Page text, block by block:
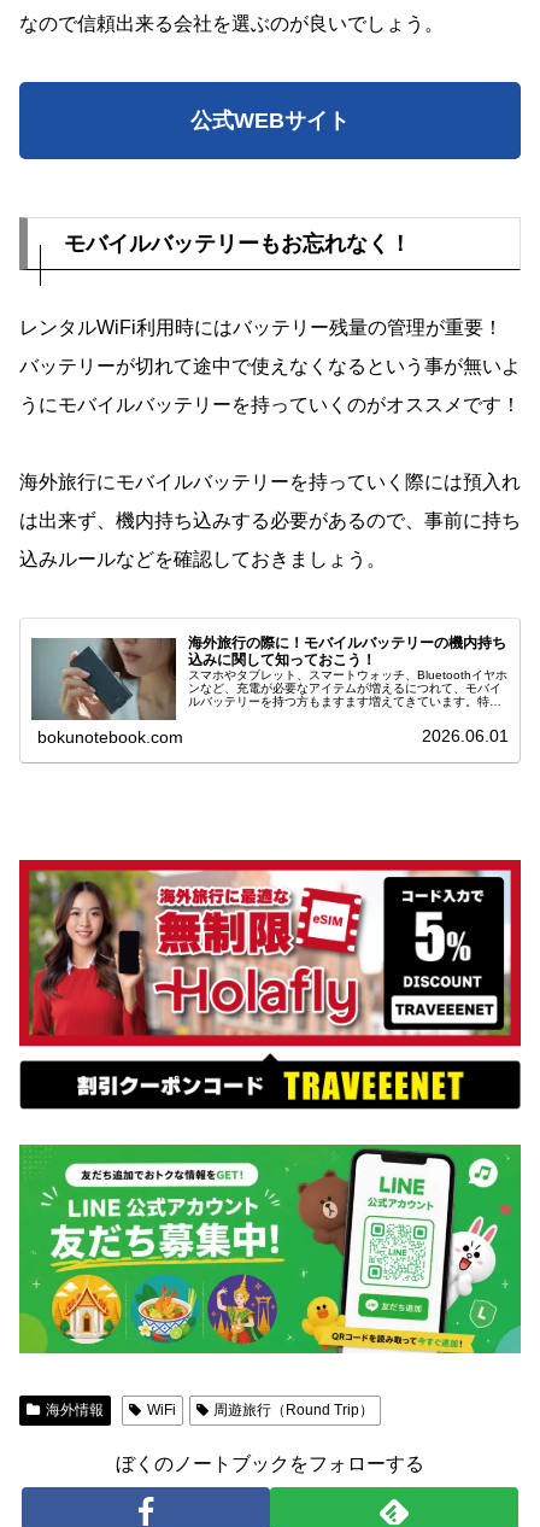
なので信頼出来る会社を選ぶのが良いでしょう。
公式WEBサイト
モバイルバッテリーもお忘れなく！
レンタルWiFi利用時にはバッテリー残量の管理が重要！
バッテリーが切れて途中で使えなくなるという事が無いよ
うにモバイルバッテリーを持っていくのがオススメです！
海外旅行にモバイルバッテリーを持っていく際には預入れ
は出来ず、機内持ち込みする必要があるので、事前に持ち
込みルールなどを確認しておきましょう。
海外旅行の際に！モバイルバッテリーの機内持ち
込みに関して知っておこう！
スマホやタブレット、スマートウォッチ、Bluetoothイヤホ
ンなど、充電が必要なアイテムが増えるにつれて、モバイ
ルバッテリーを持つ方もますます増えてきています。特に
bokunotebook.com 2026.06.01
海外情報 WiFi 周遊旅行（Round Trip）
ぼくのノートブックをフォローする